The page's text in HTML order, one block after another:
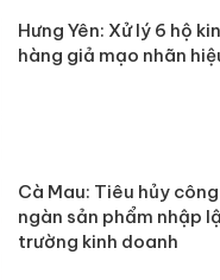
Hưng Yên: Xử lý 6 hộ
hàng giả mạo nhãn
Cà Mau: Tiêu hủy
ngàn sản phẩm nhập
trường kinh doanh